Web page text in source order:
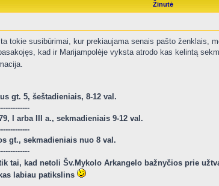
Žinutė
tokie susibūrimai, kur prekiaujama senais pašto ženklais,
kad ir Marijampolėje vyksta atrodo kas kelintą
gt. 5, šeštadieniais, 8-12 val.
I arba III a., sekmadieniais 9-12 val.
gt., sekmadieniais nuo 8 val.
tai, kad netoli Šv.Mykolo Arkangelo bažnyčios prie
labiau patikslins